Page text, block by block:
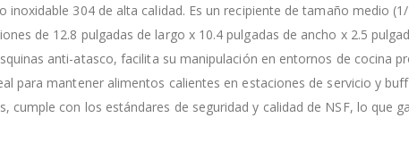
inoxidable 304 de alta calidad. Es un recipiente de tamaño medio
de 12.8 pulgadas de largo x 10.4 pulgadas de ancho x 2.5
anti-atasco, facilita su manipulación en entornos de cocina
para mantener alimentos calientes en estaciones de servicio y
cumple con los estándares de seguridad y calidad de NSF, lo que